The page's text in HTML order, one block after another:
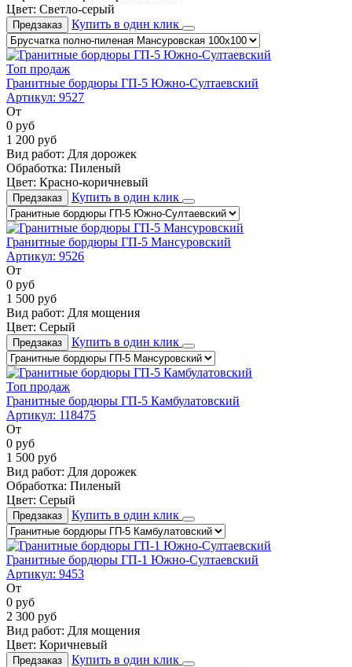
Цвет: Светло-серый
Предзаказ Купить в один клик
Топ продаж
Гранитные бордюры ГП-5 Южно-Султаевский
Артикул: 9527
От
0 руб
1 200 руб
Вид работ: Для дорожек
Обработка: Пиленый
Цвет: Красно-коричневый
Предзаказ Купить в один клик
Гранитные бордюры ГП-5 Мансуровский
Артикул: 9526
От
0 руб
1 500 руб
Вид работ: Для мощения
Цвет: Серый
Предзаказ Купить в один клик
Топ продаж
Гранитные бордюры ГП-5 Камбулатовский
Артикул: 118475
От
0 руб
1 500 руб
Вид работ: Для дорожек
Обработка: Пиленый
Цвет: Серый
Предзаказ Купить в один клик
Гранитные бордюры ГП-1 Южно-Султаевский
Артикул: 9453
От
0 руб
2 300 руб
Вид работ: Для мощения
Цвет: Коричневый
Предзаказ Купить в один клик